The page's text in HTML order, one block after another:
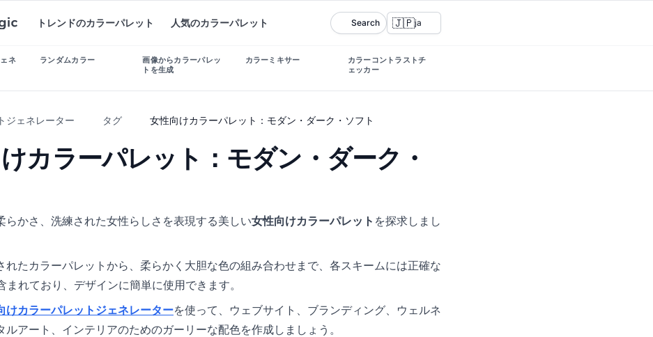
トレンドのカラーパレット 人気のカラーパレット Search 🇯🇵ja
ネ
ランダムカラー
画像からカラーパレッ
トを生成
カラーミキサー
カラーコントラストチ
ェッカー
ジェネレーター タグ 女性向けカラーパレット：モダン・ダーク・ソフト
カラーパレット：モダン・ダーク・
らかさ、洗練された女性らしさを表現する美しい女性向けカラーパレット を探求しまし
れたカラーパレットから、柔らかく大胆な色の組み合わせまで、各スキームには正確な
まれており、デザインに簡単に使用できます。
けカラーパレットジェネレーターを使って、ウェブサイト、ブランディング、ウェルネ
ルアート、インテリアのためのガーリーな配色を作成しましょう。